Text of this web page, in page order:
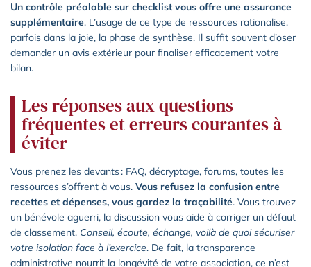
Un contrôle préalable sur checklist vous offre une assurance
supplémentaire. L’usage de ce type de ressources rationalise,
parfois dans la joie, la phase de synthèse. Il suffit souvent d’oser
demander un avis extérieur pour finaliser efficacement votre
bilan.
Les réponses aux questions
fréquentes et erreurs courantes à
éviter
Vous prenez les devants : FAQ, décryptage, forums, toutes les
ressources s’offrent à vous. Vous refusez la confusion entre
recettes et dépenses, vous gardez la traçabilité. Vous trouvez
un bénévole aguerri, la discussion vous aide à corriger un défaut
de classement. Conseil, écoute, échange, voilà de quoi sécuriser
votre isolation face à l’exercice. De fait, la transparence
administrative nourrit la longévité de votre association, ce n’est